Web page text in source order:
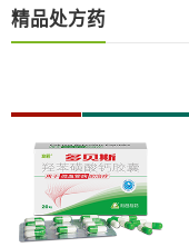
精品处方药